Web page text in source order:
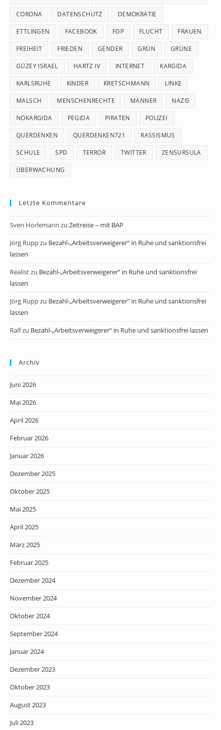
CORONA DATENSCHUTZ DEMOKRATIE
ETTLINGEN FACEBOOK FDP FLUCHT FRAUEN
FREIHEIT FRIEDEN GENDER GRÜN GRÜNE
GÜZEY ISRAEL HARTZ IV INTERNET KARGIDA
KARLSRUHE KINDER KRETSCHMANN LINKE
MALSCH MENSCHENRECHTE MÄNNER NAZIS
NOKARGIDA PEGIDA PIRATEN POLIZEI
QUERDENKEN QUERDENKEN721 RASSISMUS
SCHULE SPD TERROR TWITTER ZENSURSULA
ÜBERWACHUNG
Letzte Kommentare
Sven Horlemann zu Zeitreise – mit BAP
Jörg Ruppzu Bezahl-„Arbeitsverweigerer“ in Ruhe und sanktionsfrei
lassen
Realistzu Bezahl-„Arbeitsverweigerer“ in Ruhe und sanktionsfrei
lassen
Jörg Ruppzu Bezahl-„Arbeitsverweigerer“ in Ruhe und sanktionsfrei
lassen
Ralfzu Bezahl-„Arbeitsverweigerer“ in Ruhe und sanktionsfrei lassen
Archiv
Juni 2026
Mai 2026
April 2026
Februar 2026
Januar 2026
Dezember 2025
Oktober 2025
Mai 2025
April 2025
März 2025
Februar 2025
Dezember 2024
November 2024
Oktober 2024
September 2024
Januar 2024
Dezember 2023
Oktober 2023
August 2023
Juli 2023